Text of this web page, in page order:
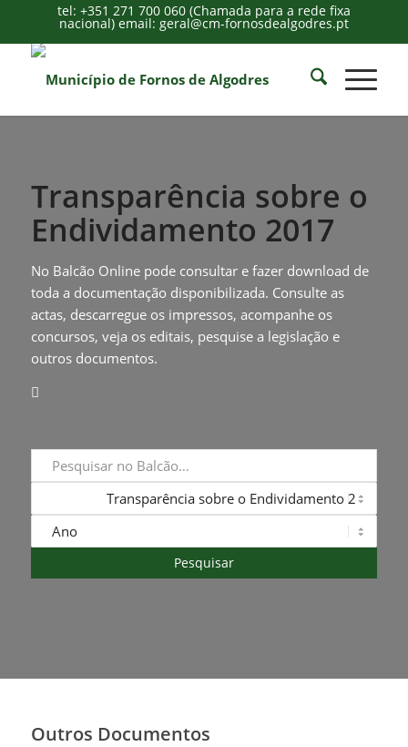
tel: +351 271 700 060 (Chamada para a rede fixa
nacional) email: geral@cm-fornosdealgodres.pt
Transparência sobre o
Endividamento 2017
No Balcão Online pode consultar e fazer download de
toda a documentação disponibilizada. Consulte as
actas, descarregue os impressos, acompanhe os
concursos, veja os editais, pesquise a legislação e
outros documentos.
Outros Documentos